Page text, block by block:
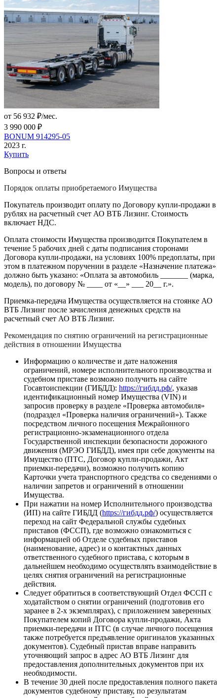
от 56 932 ₽/мес.
3 990 000 ₽
BONUM 914295-05
2023 г.
Купить
Вопросы и ответы
Порядок оплаты приобретаемого Имущества
Покупатель производит оплату по Договору купли-продажи в
рублях на расчетный счет АО ВТБ Лизинг. Стоимость
включает НДС.
Оплата стоимости Имущества производится Покупателем в
течение 5 рабочих дней с даты подписания сторонами
Договора купли-продажи, на условиях 100% предоплаты, при
этом в платежном поручении в разделе «Назначение платежа»
должно быть указано: «Оплата за автомобиль _______ (марка,
модель), по договору № ____ от «__» ___ 20__ г.».
Приемка-передача Имущества осуществляется на стоянке АО
ВТБ Лизинг после зачисления денежных средств на
расчетный счет АО ВТБ Лизинг.
Рекомендация по снятию ограничений на регистрационные
действия в отношении Имущества
Информацию о количестве и дате наложения
ограничений, номере исполнительного производства и
судебном приставе возможно получить на сайте
Госавтоиспекции (ГИБДД): https://гибдд.рф/, указав
идентификационный номер Имущества (VIN) и
запросив проверку в разделе «Проверка автомобиля»
(подраздел «Проверка наличия ограничений»). Также
посредством личного посещения Межрайонного
регистрационно-экзаменационного отдела
Государственной инспекции безопасности дорожного
движения (МРЭО ГИБДД), имея при себе документы на
Имущество (ПТС, Договор купли-продажи, Акт
приемки-передачи), возможно получить копию
Карточки учета транспортного средства со сведениями о
наличии запретов и ограничений в отношении
Имущества.
При нажатии на номер Исполнительного производства
(ИП) на сайте ГИБДД (https://гибдд.рф/) осуществляется
переход на сайт Федеральной службы судебных
приставов (ФССП), где возможно ознакомиться с
информацией об Отделе судебных приставов
(наименование, адрес) и о контактных данных
ответственного судебного пристава, с которым в
дальнейшем необходимо осуществлять взаимодействие в
целях снятия ограничений на регистрационные
действия.
Следует обратиться в соответствующий Отдел ФССП с
ходатайством о снятии ограничений (подготовив его
заранее в 2-х экземплярах), с приложением заверенных
Покупателем копий Договора купли-продажи, Акта
приемки-передачи и ПТС (в случае личного посещения
также потребуется предъявление оригиналов указанных
документов). Судебный пристав вправе направить
уточняющий запрос в адрес АО ВТБ Лизинг для
предоставления дополнительных документов при их
необходимости.
В течение 30 дней после предоставления полного пакета
документов судебному приставу, по результатам